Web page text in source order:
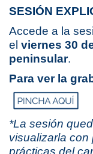
SESIÓN
Accede a la
el viernes 30
peninsular.
Para ver la
*La sesión
visualizarla con
prácticas del